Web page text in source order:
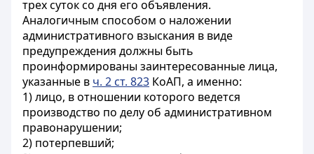
трех суток со дня его объявления.
Аналогичным способом о наложении
административного взыскания в виде
предупреждения должны быть
проинформированы заинтересованные лица,
указанные в ч. 2 ст. 823 КоАП, а именно:
1) лицо, в отношении которого ведется
производство по делу об административном
правонарушении;
2) потерпевший;